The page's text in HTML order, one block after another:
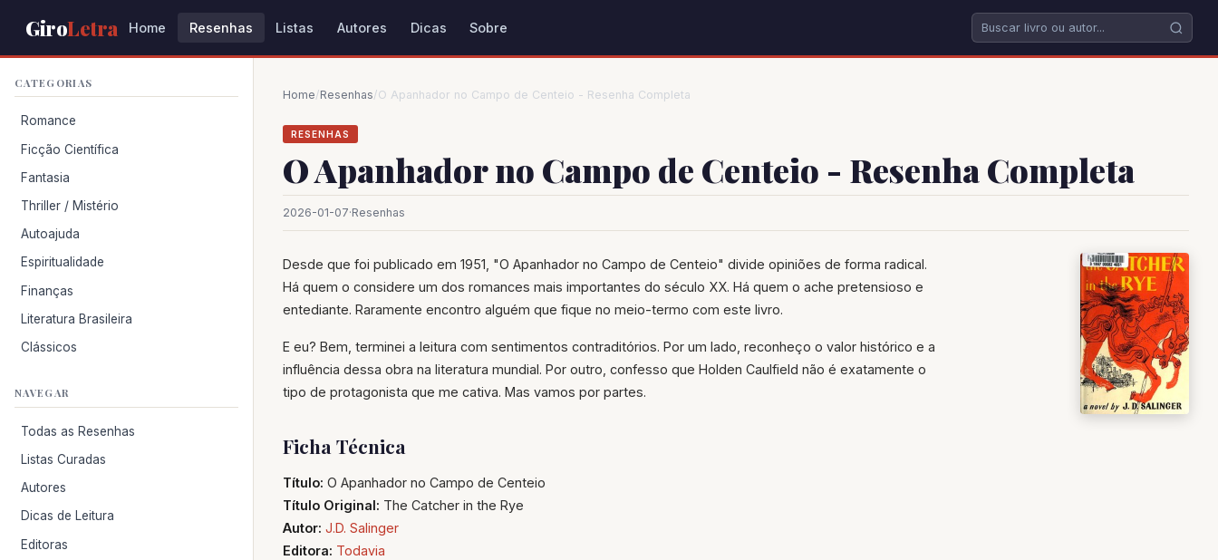
GiroLetra Home Resenhas Listas Autores Dicas Sobre
CATEGORIAS
Romance
Ficção Científica
Fantasia
Thriller / Mistério
Autoajuda
Espiritualidade
Finanças
Literatura Brasileira
Clássicos
NAVEGAR
Todas as Resenhas
Listas Curadas
Autores
Dicas de Leitura
Editoras
Home/Resenhas/O Apanhador no Campo de Centeio - Resenha Completa
RESENHAS
O Apanhador no Campo de Centeio - Resenha Completa
2026-01-07·Resenhas
Desde que foi publicado em 1951, "O Apanhador no Campo de Centeio" divide opiniões de forma radical.
Há quem o considere um dos romances mais importantes do século XX. Há quem o ache pretensioso e
entediante. Raramente encontro alguém que fique no meio-termo com este livro.
E eu? Bem, terminei a leitura com sentimentos contraditórios. Por um lado, reconheço o valor histórico e a
influência dessa obra na literatura mundial. Por outro, confesso que Holden Caulfield não é exatamente o
tipo de protagonista que me cativa. Mas vamos por partes.
Ficha Técnica
Título: O Apanhador no Campo de Centeio
Título Original: The Catcher in the Rye
Autor: J.D. Salinger
Editora: Todavia